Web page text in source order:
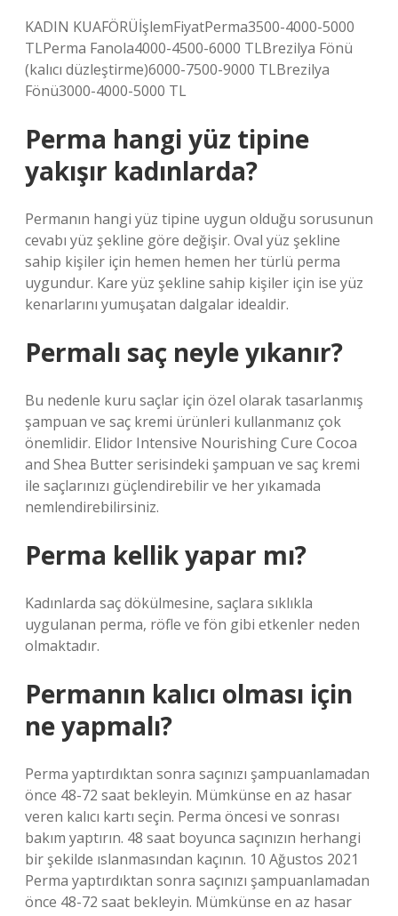
KADIN KUAFÖRÜİşlemFiyatPerma3500-4000-5000
TLPerma Fanola4000-4500-6000 TLBrezilya Fönü
(kalıcı düzleştirme)6000-7500-9000 TLBrezilya
Fönü3000-4000-5000 TL
Perma hangi yüz tipine
yakışır kadınlarda?
Permanın hangi yüz tipine uygun olduğu sorusunun
cevabı yüz şekline göre değişir. Oval yüz şekline
sahip kişiler için hemen hemen her türlü perma
uygundur. Kare yüz şekline sahip kişiler için ise yüz
kenarlarını yumuşatan dalgalar idealdir.
Permalı saç neyle yıkanır?
Bu nedenle kuru saçlar için özel olarak tasarlanmış
şampuan ve saç kremi ürünleri kullanmanız çok
önemlidir. Elidor Intensive Nourishing Cure Cocoa
and Shea Butter serisindeki şampuan ve saç kremi
ile saçlarınızı güçlendirebilir ve her yıkamada
nemlendirebilirsiniz.
Perma kellik yapar mı?
Kadınlarda saç dökülmesine, saçlara sıklıkla
uygulanan perma, röfle ve fön gibi etkenler neden
olmaktadır.
Permanın kalıcı olması için
ne yapmalı?
Perma yaptırdıktan sonra saçınızı şampuanlamadan
önce 48-72 saat bekleyin. Mümkünse en az hasar
veren kalıcı kartı seçin. Perma öncesi ve sonrası
bakım yaptırın. 48 saat boyunca saçınızın herhangi
bir şekilde ıslanmasından kaçının. 10 Ağustos 2021
Perma yaptırdıktan sonra saçınızı şampuanlamadan
önce 48-72 saat bekleyin. Mümkünse en az hasar